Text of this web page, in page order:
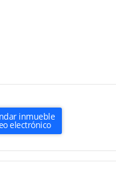
inmueble
electrónico